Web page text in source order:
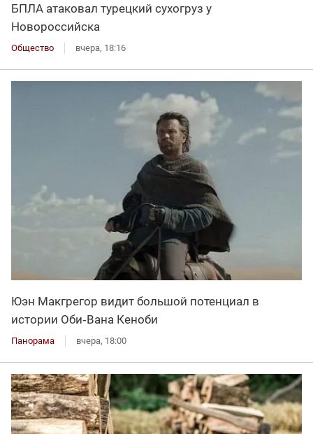
БПЛА атаковал турецкий сухогруз у
Новороссийска
Общество вчера, 18:16
Юэн Макгрегор видит большой потенциал в
истории Оби‑Вана Кеноби
Панорама вчера, 18:00